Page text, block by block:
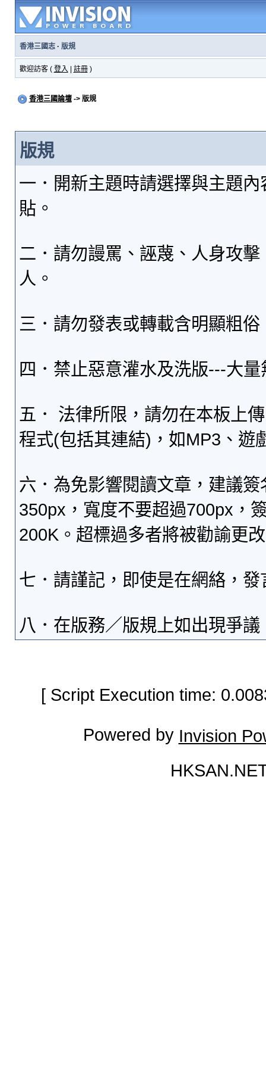
香港三國志· 版規
歡迎訪客 ( 登入 註冊)
香港三國論壇-> 版規
版規
一．開新主題時請選擇與主題
貼。
二．請勿謾罵、誣蔑、人身攻
人。
三．請勿發表或轉載含明顯粗
四．禁止惡意灌水及洗版---大
五． 法律所限，請勿在本板上
程式(包括其連結)，如MP3、遊
六．為免影響閱讀文章，建議
350px，寬度不要超過700px，
200K。超標過多者將被勸諭更
七．請謹記，即使是在網絡，
八．在版務／版規上如出現爭
[ Script Execution time:
Powered by Invision